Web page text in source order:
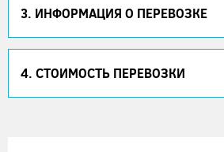
3. ИНФОРМАЦИЯ О ПЕРЕВОЗКЕ
4. СТОИМОСТЬ ПЕРЕВОЗКИ